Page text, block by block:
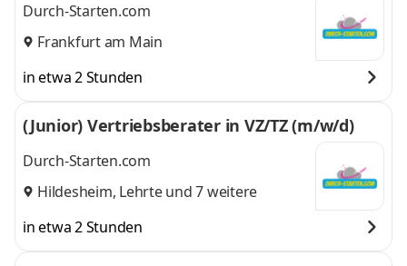
Durch-Starten.com
Frankfurt am Main
in etwa 2 Stunden
(Junior) Vertriebsberater in VZ/TZ (m/w/d)
Durch-Starten.com
Hildesheim, Lehrteund 7 weitere
in etwa 2 Stunden